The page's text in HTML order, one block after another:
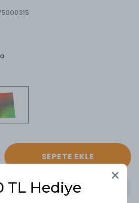
SEPETE EKLE
TL Hediye